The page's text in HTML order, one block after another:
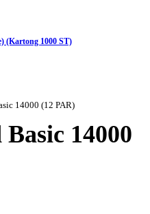
(Kartong 1000 ST)
14000 (12 PAR)
14000